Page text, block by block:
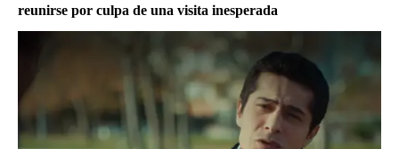
reunirse por culpa de una visita inesperada